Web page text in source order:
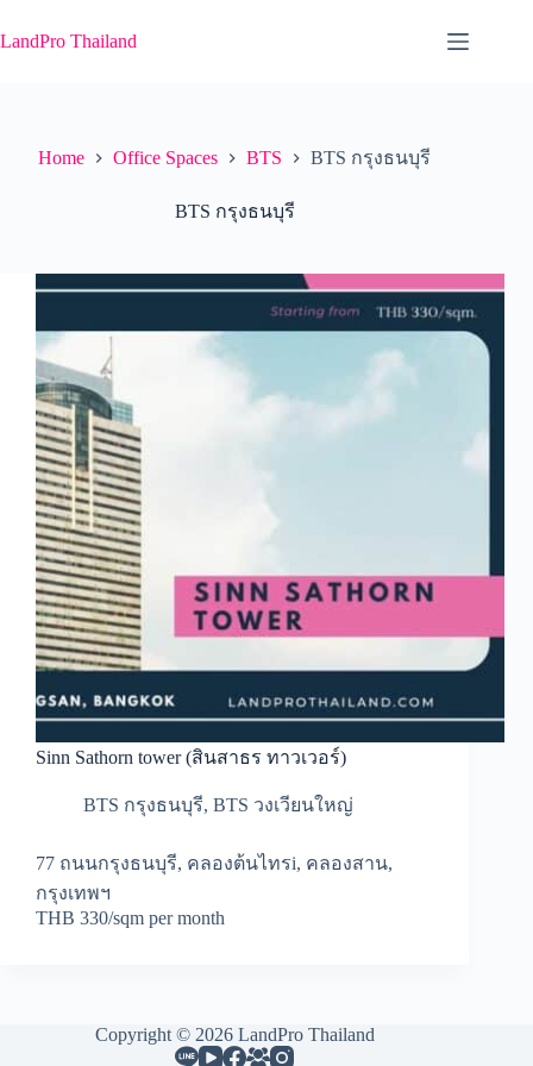
to
content
LandPro Thailand
Home Office Spaces BTS BTS กรุงธนบุรี
BTS กรุงธนบุรี
Sinn Sathorn tower (สินสาธร ทาวเวอร์)
BTS กรุงธนบุรี, BTS วงเวียนใหญ่
77 ถนนกรุงธนบุรี, คลองต้นไทรi, คลองสาน,
กรุงเทพฯ
THB 330/sqm per month
Copyright © 2026 LandPro Thailand